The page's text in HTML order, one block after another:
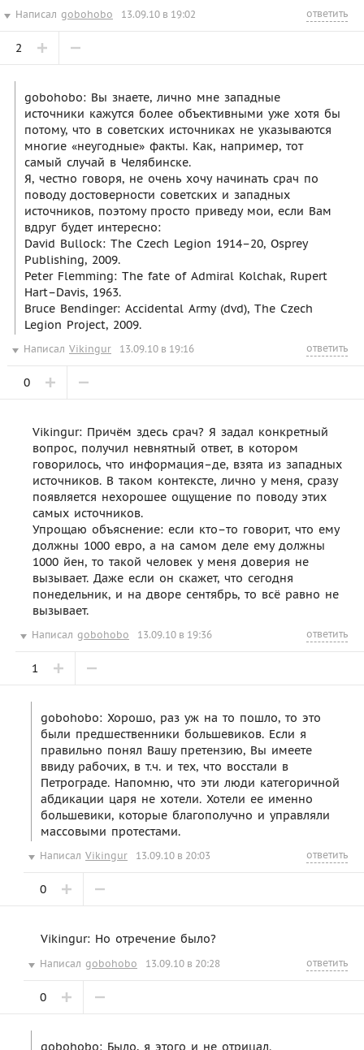
Написал gobohobo 13.09.10 в 19:02 ответить
2
gobohobo: Вы знаете, лично мне западные
источники кажутся более объективными уже хотя бы
потому, что в советских источниках не указываются
многие «неугодные» факты. Как, например, тот
самый случай в Челябинске.
Я, честно говоря, не очень хочу начинать срач по
поводу достоверности советских и западных
источников, поэтому просто приведу мои, если Вам
вдруг будет интересно:
David Bullock: The Czech Legion 1914–20, Osprey
Publishing, 2009.
Peter Flemming: The fate of Admiral Kolchak, Rupert
Hart–Davis, 1963.
Bruce Bendinger: Accidental Army (dvd), The Czech
Legion Project, 2009.
Написал Vikingur 13.09.10 в 19:16 ответить
0
Vikingur: Причём здесь срач? Я задал конкретный
вопрос, получил невнятный ответ, в котором
говорилось, что информация–де, взята из западных
источников. В таком контексте, лично у меня, сразу
появляется нехорошее ощущение по поводу этих
самых источников.
Упрощаю объяснение: если кто–то говорит, что ему
должны 1000 евро, а на самом деле ему должны
1000 йен, то такой человек у меня доверия не
вызывает. Даже если он скажет, что сегодня
понедельник, и на дворе сентябрь, то всё равно не
вызывает.
Написал gobohobo 13.09.10 в 19:36 ответить
1
gobohobo: Хорошо, раз уж на то пошло, то это
были предшественники большевиков. Если я
правильно понял Вашу претензию, Вы имеете
ввиду рабочих, в т.ч. и тех, что восстали в
Петрограде. Напомню, что эти люди категоричной
абдикации царя не хотели. Хотели ее именно
большевики, которые благополучно и управляли
массовыми протестами.
Написал Vikingur 13.09.10 в 20:03 ответить
0
Vikingur: Но отречение было?
Написал gobohobo 13.09.10 в 20:28 ответить
0
gobohobo: Было, я этого и не отрицал.